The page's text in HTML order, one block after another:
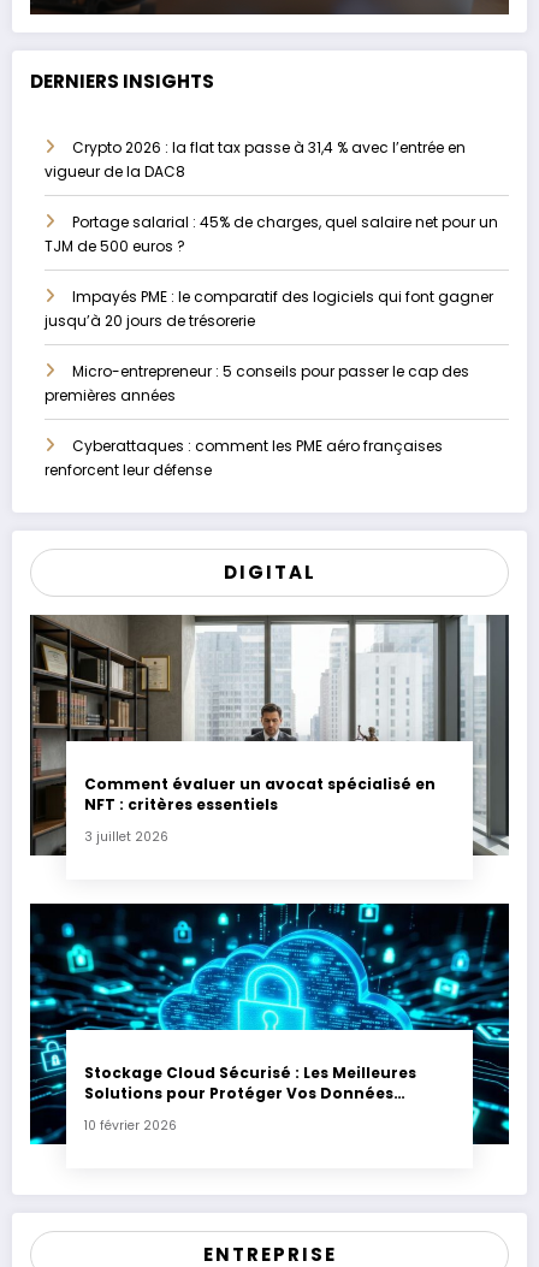
DERNIERS INSIGHTS
Crypto 2026 : la flat tax passe à 31,4 % avec l’entrée en
vigueur de la DAC8
Portage salarial : 45% de charges, quel salaire net pour un
TJM de 500 euros ?
Impayés PME : le comparatif des logiciels qui font gagner
jusqu’à 20 jours de trésorerie
Micro-entrepreneur : 5 conseils pour passer le cap des
premières années
Cyberattaques : comment les PME aéro françaises
renforcent leur défense
DIGITAL
Comment évaluer un avocat spécialisé en
NFT : critères essentiels
3 juillet 2026
Stockage Cloud Sécurisé : Les Meilleures
Solutions pour Protéger Vos Données
Sensibles
10 février 2026
ENTREPRISE